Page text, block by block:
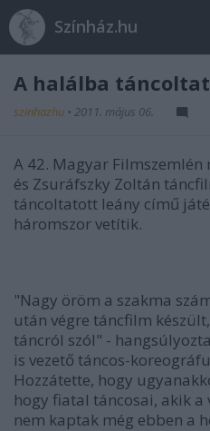
Színház.hu
A halálba
szinhazhu • 2011. május 06.
A 42. Magyar
és Zsuráfszky Zoltán
táncoltatott leány című
háromszor vetítik.
"Nagy öröm a szakma
után végre táncfilm
táncról szól" - hangsúlyozta
is vezető táncos-
Hozzátette, hogy
hogy fiatal táncosai, akik a
nem kaptak még ebben a